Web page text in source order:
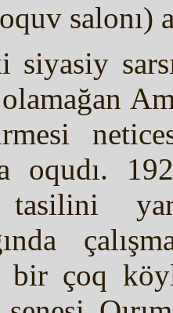
salonı)
siyasiy
oqudı.
bir çoq